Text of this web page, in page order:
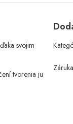
svojim
tvorenia ju
Záruka